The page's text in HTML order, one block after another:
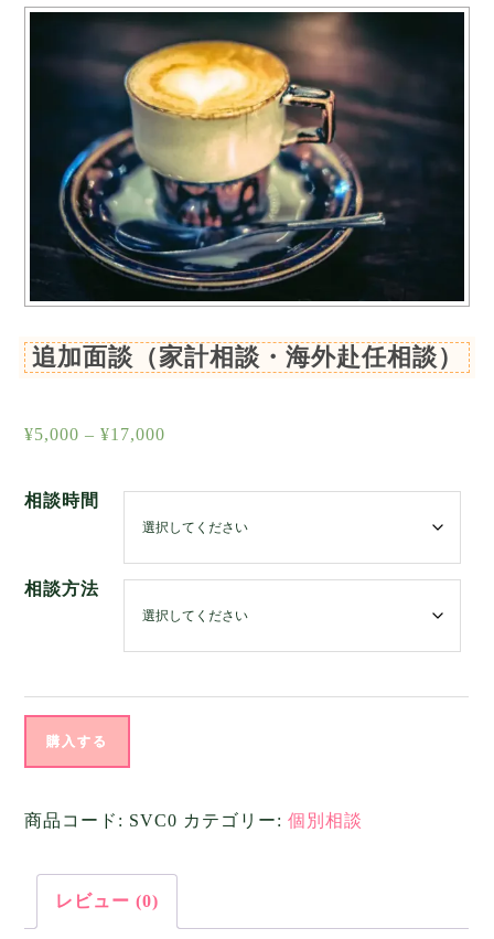
追加面談（家計相談・海外赴任相談）
¥5,000 –¥17,000
¥5,000
¥17,000
相談時間
相談方法
加
（家
購入する
商品コード: SVC0 カテゴリー:個別相談
レビュー (0)